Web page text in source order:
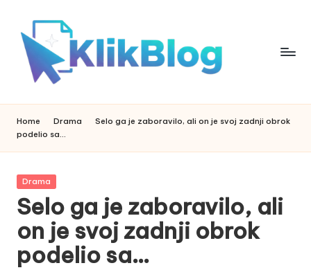
content
k
li
k
b
l
o
g
Home Drama
Selo ga je zaboravilo, ali on je svoj zadnji obrok
podelio sa…
Posted
Drama
Selo ga je zaboravilo, ali
on je svoj zadnji obrok
podelio sa…